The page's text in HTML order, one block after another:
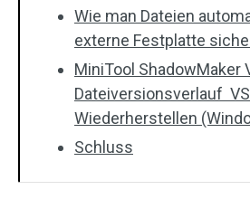
Wie man Dateien
externe Festplatte
MiniTool ShadowMaker
Dateiversionsverlauf
Wiederherstellen
Schluss